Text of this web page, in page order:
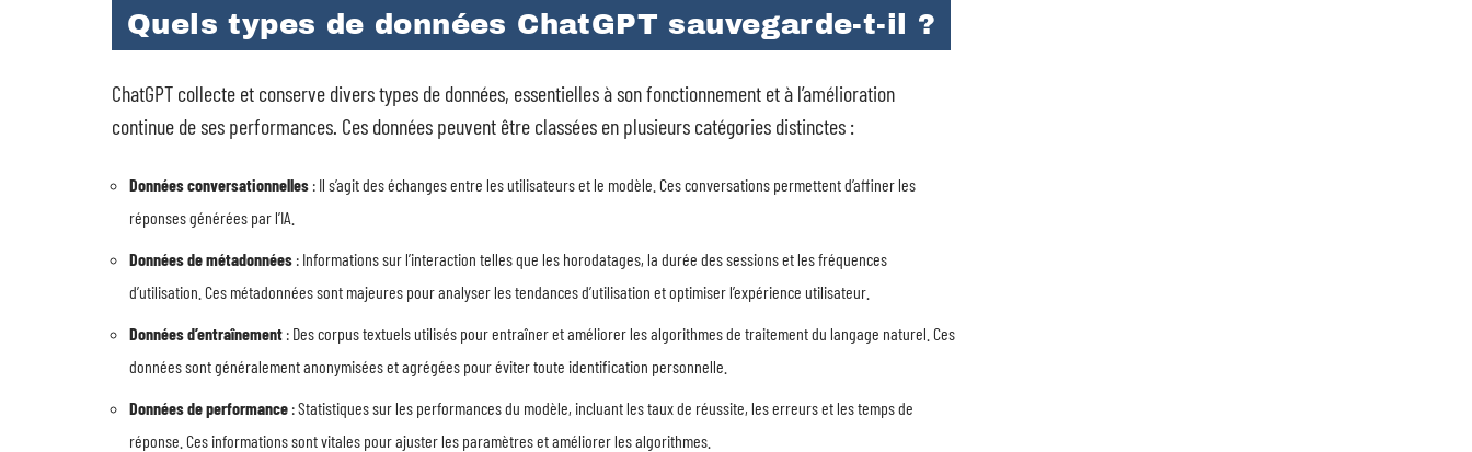
Quels types de données ChatGPT sauvegarde-t-il ?
ChatGPT collecte et conserve divers types de données, essentielles à son fonctionnement et à l’amélioration
continue de ses performances. Ces données peuvent être classées en plusieurs catégories distinctes :
Données conversationnelles : Il s’agit des échanges entre les utilisateurs et le modèle. Ces conversations permettent d’affiner les
réponses générées par l’IA.
Données de métadonnées : Informations sur l’interaction telles que les horodatages, la durée des sessions et les fréquences
d’utilisation. Ces métadonnées sont majeures pour analyser les tendances d’utilisation et optimiser l’expérience utilisateur.
Données d’entraînement : Des corpus textuels utilisés pour entraîner et améliorer les algorithmes de traitement du langage naturel. Ces
données sont généralement anonymisées et agrégées pour éviter toute identification personnelle.
Données de performance : Statistiques sur les performances du modèle, incluant les taux de réussite, les erreurs et les temps de
réponse. Ces informations sont vitales pour ajuster les paramètres et améliorer les algorithmes.